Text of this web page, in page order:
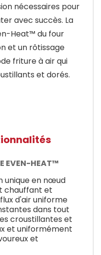
nécessaires pour
avec succès. La
Heat™ du four
et un rôtissage
friture à air qui
et dorés.
EVEN-HEAT™
unique en nœud
chauffant et
d'air uniforme
dans tout
croustillantes et
et uniformément
et